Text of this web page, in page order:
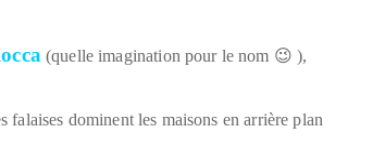
(quelle imagination pour le nom 😉 ),
falaises dominent les maisons en arrière plan